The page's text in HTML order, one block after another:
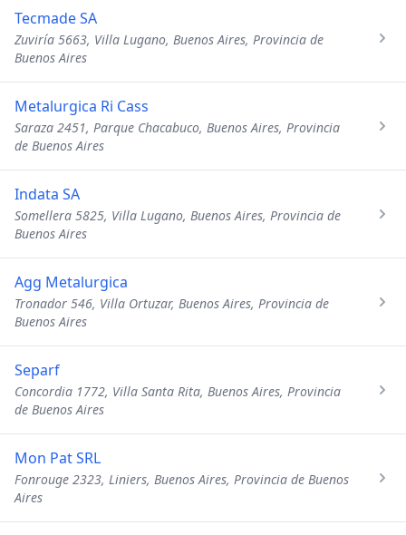
Tecmade SA
Zuviría 5663, Villa Lugano, Buenos Aires, Provincia de
Buenos Aires
Metalurgica Ri Cass
Saraza 2451, Parque Chacabuco, Buenos Aires, Provincia
de Buenos Aires
Indata SA
Somellera 5825, Villa Lugano, Buenos Aires, Provincia de
Buenos Aires
Agg Metalurgica
Tronador 546, Villa Ortuzar, Buenos Aires, Provincia de
Buenos Aires
Separf
Concordia 1772, Villa Santa Rita, Buenos Aires, Provincia
de Buenos Aires
Mon Pat SRL
Fonrouge 2323, Liniers, Buenos Aires, Provincia de Buenos
Aires